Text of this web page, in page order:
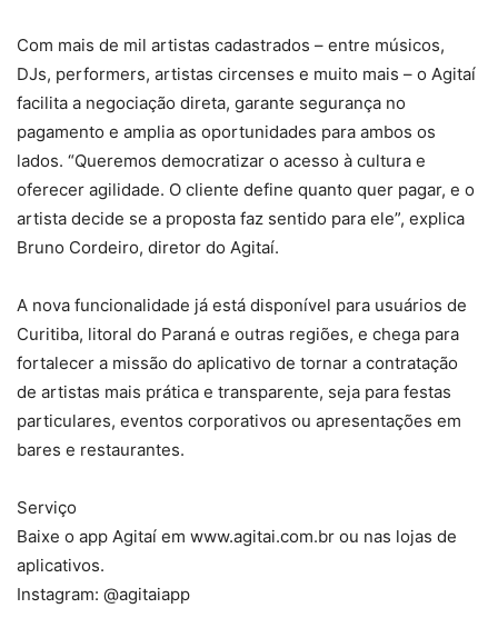
Com mais de mil artistas cadastrados – entre músicos,
DJs, performers, artistas circenses e muito mais – o Agitaí
facilita a negociação direta, garante segurança no
pagamento e amplia as oportunidades para ambos os
lados. “Queremos democratizar o acesso à cultura e
oferecer agilidade. O cliente define quanto quer pagar, e o
artista decide se a proposta faz sentido para ele”, explica
Bruno Cordeiro, diretor do Agitaí.
A nova funcionalidade já está disponível para usuários de
Curitiba, litoral do Paraná e outras regiões, e chega para
fortalecer a missão do aplicativo de tornar a contratação
de artistas mais prática e transparente, seja para festas
particulares, eventos corporativos ou apresentações em
bares e restaurantes.
Serviço
Baixe o app Agitaí em www.agitai.com.br ou nas lojas de
aplicativos.
Instagram: @agitaiapp